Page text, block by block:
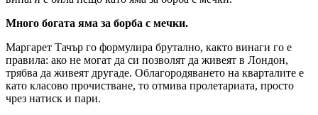
Много богата яма за борба с мечки.
Маргарет Тачър го формулира брутално, както винаги го е
правила: ако не могат да си позволят да живеят в Лондон,
трябва да живеят другаде. Облагородяването на кварталите е
като класово прочистване, то отмива пролетариата, просто
чрез натиск и пари.